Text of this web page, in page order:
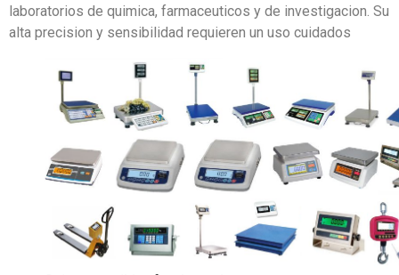
laboratorios de quimica, farmaceuticos y de investigacion. Su
alta precision y sensibilidad requieren un uso cuidados